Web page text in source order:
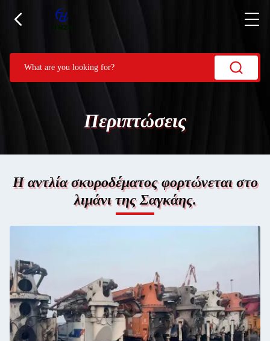
Περιπτώσεις
Η αντλία σκυροδέματος φορτώνεται στο
λιμάνι της Σαγκάης.